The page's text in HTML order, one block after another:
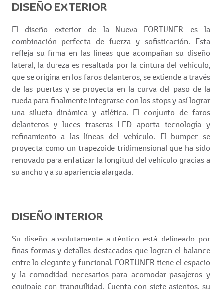
DISEÑO EXTERIOR
El diseño exterior de la Nueva FORTUNER es la
combinación perfecta de fuerza y sofisticación. Esta
refleja su firma en las líneas que acompañan su diseño
lateral, la dureza es resaltada por la cintura del vehículo,
que se origina en los faros delanteros, se extiende a través
de las puertas y se proyecta en la curva del paso de la
rueda para finalmente integrarse con los stops y así lograr
una silueta dinámica y atlética. El conjunto de faros
delanteros y luces traseras LED aporta tecnología y
refinamiento a las líneas del vehículo. El bumper se
proyecta como un trapezoide tridimensional que ha sido
renovado para enfatizar la longitud del vehículo gracias a
su ancho y a su apariencia alargada.
DISEÑO INTERIOR
Su diseño absolutamente auténtico está delineado por
finas formas y detalles destacados que logran el balance
entre lo elegante y funcional. FORTUNER tiene el espacio
y la comodidad necesarios para acomodar pasajeros y
equipaje con tranquilidad. Cuenta con siete asientos, su